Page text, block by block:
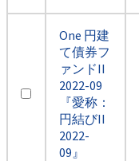
One 円建
て債券フ
ァンドII
2022-09
『愛称：
円結びII
2022-
09』